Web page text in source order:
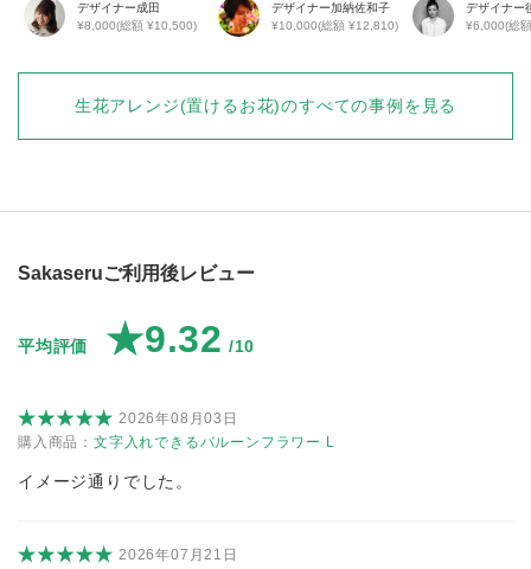
デザイナー成田
¥8,000(総額 ¥10,500)
デザイナー加納佐和子
¥10,000(総額 ¥12,810)
デザイナー
¥6,000(総
生花アレンジ(置けるお花)のすべての事例を見る
Sakaseruご利用後レビュー
平均評価 ★9.32 /10
2026年08月03日
購入商品： 文字入れできるバルーンフラワー L
イメージ通りでした。
2026年07月21日